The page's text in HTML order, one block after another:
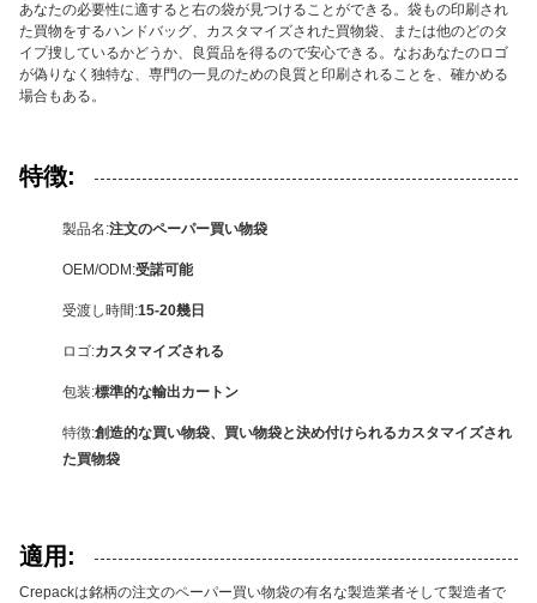
あなたの必要性に適すると右の袋が見つけることができる。袋もの印刷され
た買物をするハンドバッグ、カスタマイズされた買物袋、または他のどのタ
イプ捜しているかどうか、良質品を得るので安心できる。なおあなたのロゴ
が偽りなく独特な、専門の一見のための良質と印刷されることを、確かめる
場合もある。
特徴:
製品名:注文のペーパー買い物袋
OEM/ODM:受諾可能
受渡し時間:15-20幾日
ロゴ:カスタマイズされる
包装:標準的な輸出カートン
特徴:創造的な買い物袋、買い物袋と決め付けられるカスタマイズされ
た買物袋
適用:
Crepackは銘柄の注文のペーパー買い物袋の有名な製造業者そして製造者で